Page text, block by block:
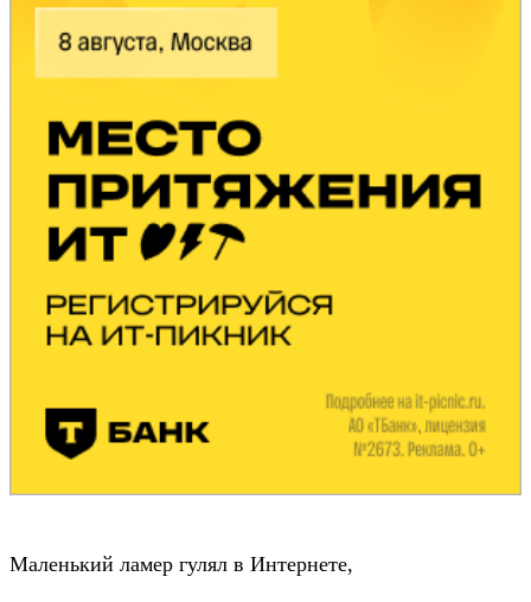
Маленький ламер гулял в Интернете,